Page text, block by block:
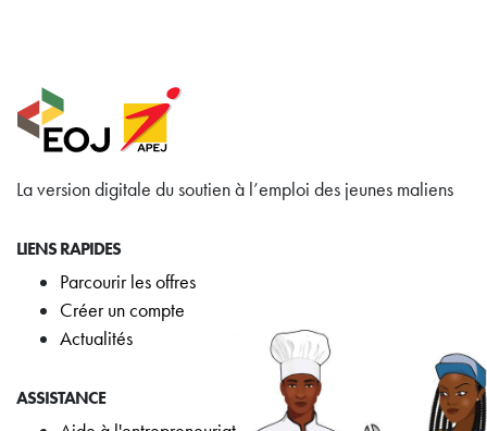
La version digitale du soutien à l’emploi des jeunes maliens
LIENS RAPIDES
Parcourir les offres
Créer un compte
Actualités
ASSISTANCE